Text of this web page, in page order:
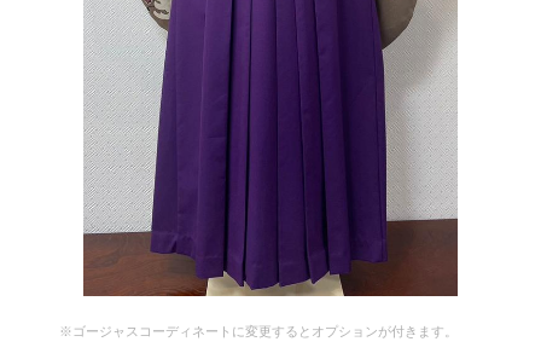
※ゴージャスコーディネートに変更するとオプションが付きます。